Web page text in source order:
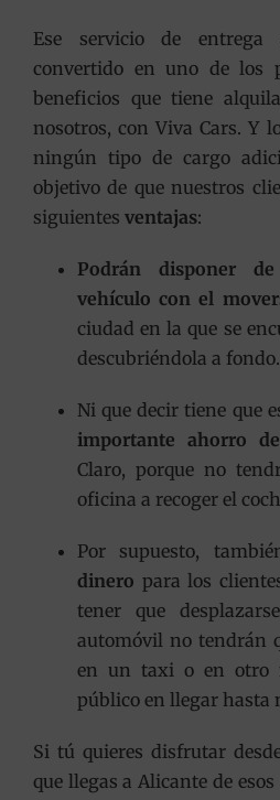
Ese servicio de
convertido en uno de los
beneficios que tiene
nosotros, con Viva Cars. Y
ningún tipo de cargo
objetivo de que nuestros
siguientes ventajas:
Podrán disponer
vehículo con el
ciudad en la que se
descubriéndola a fondo.
Ni que decir tiene que
importante ahorro
Claro, porque no
oficina a recoger el
Por supuesto,
dinero para los
tener que
automóvil no tendrán
en un taxi o en otro
público en llegar hasta
Si tú quieres disfrutar
que llegas a Alicante de